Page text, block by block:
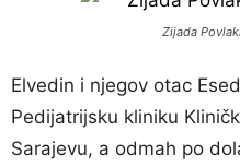
Zijada
Elvedin i njegov otac
Pedijatrijsku kliniku
Sarajevu, a odmah po